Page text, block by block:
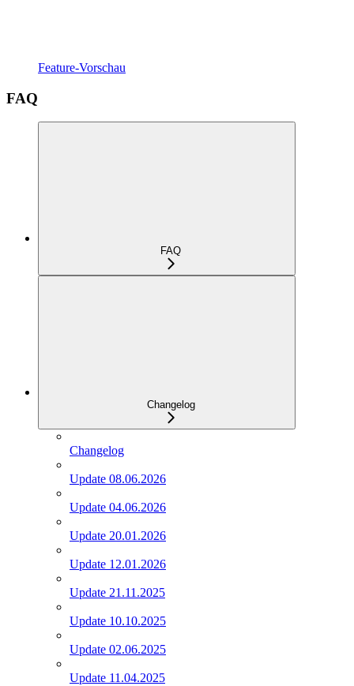
Feature-Vorschau
FAQ
FAQ
Changelog
Changelog
Update 08.06.2026
Update 04.06.2026
Update 20.01.2026
Update 12.01.2026
Update 21.11.2025
Update 10.10.2025
Update 02.06.2025
Update 11.04.2025